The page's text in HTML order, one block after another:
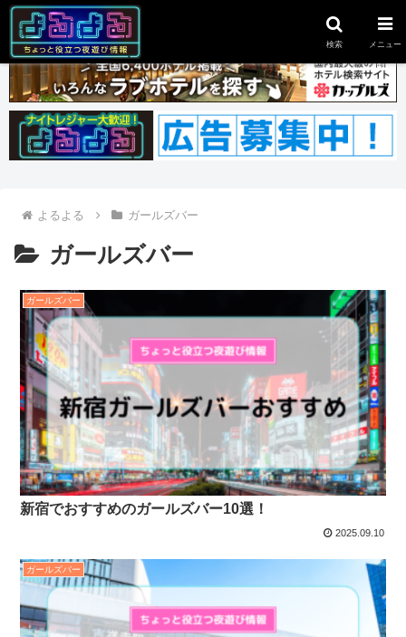
よるよる ガールズバー
ガールズバー
ガールズバー
新宿でおすすめのガールズバー10選！
2025.09.10
ガールズバー
検索 メニュー